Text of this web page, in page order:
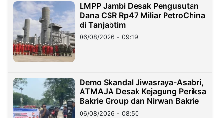
LMPP Jambi Desak Pengusutan
Dana CSR Rp47 Miliar PetroChina
di Tanjabtim
06/08/2026 - 09:19
Demo Skandal Jiwasraya-Asabri,
ATMAJA Desak Kejagung Periksa
Bakrie Group dan Nirwan Bakrie
06/08/2026 - 08:50